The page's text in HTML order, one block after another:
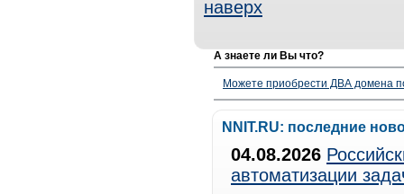
наверх
А знаете ли Вы что?
Можете приобрести ДВА домена
NNIT.RU: последние
04.08.2026
автоматизации